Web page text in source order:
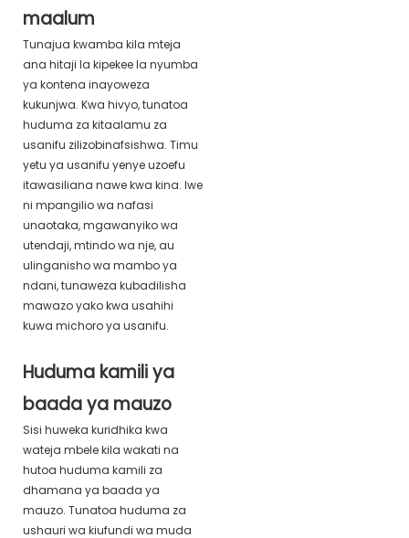
maalum
Tunajua kwamba kila mteja
ana hitaji la kipekee la nyumba
ya kontena inayoweza
kukunjwa. Kwa hivyo, tunatoa
huduma za kitaalamu za
usanifu zilizobinafsishwa. Timu
yetu ya usanifu yenye uzoefu
itawasiliana nawe kwa kina. Iwe
ni mpangilio wa nafasi
unaotaka, mgawanyiko wa
utendaji, mtindo wa nje, au
ulinganisho wa mambo ya
ndani, tunaweza kubadilisha
mawazo yako kwa usahihi
kuwa michoro ya usanifu.
Huduma kamili ya
baada ya mauzo
Sisi huweka kuridhika kwa
wateja mbele kila wakati na
hutoa huduma kamili za
dhamana ya baada ya
mauzo. Tunatoa huduma za
ushauri wa kiufundi wa muda